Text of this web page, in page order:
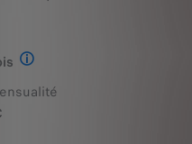
Exemple illustratif du produit